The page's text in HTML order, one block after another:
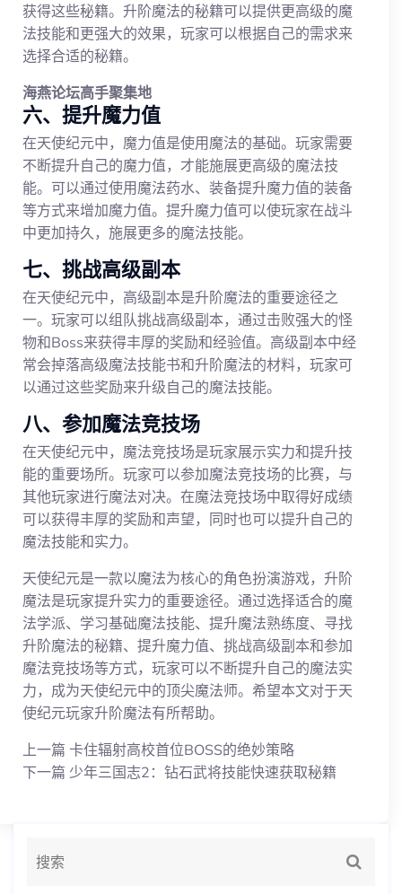
获得这些秘籍。升阶魔法的秘籍可以提供更高级的魔
法技能和更强大的效果，玩家可以根据自己的需求来
选择合适的秘籍。
海燕论坛高手聚集地
六、提升魔力值
在天使纪元中，魔力值是使用魔法的基础。玩家需要
不断提升自己的魔力值，才能施展更高级的魔法技
能。可以通过使用魔法药水、装备提升魔力值的装备
等方式来增加魔力值。提升魔力值可以使玩家在战斗
中更加持久，施展更多的魔法技能。
七、挑战高级副本
在天使纪元中，高级副本是升阶魔法的重要途径之
一。玩家可以组队挑战高级副本，通过击败强大的怪
物和Boss来获得丰厚的奖励和经验值。高级副本中经
常会掉落高级魔法技能书和升阶魔法的材料，玩家可
以通过这些奖励来升级自己的魔法技能。
八、参加魔法竞技场
在天使纪元中，魔法竞技场是玩家展示实力和提升技
能的重要场所。玩家可以参加魔法竞技场的比赛，与
其他玩家进行魔法对决。在魔法竞技场中取得好成绩
可以获得丰厚的奖励和声望，同时也可以提升自己的
魔法技能和实力。
天使纪元是一款以魔法为核心的角色扮演游戏，升阶
魔法是玩家提升实力的重要途径。通过选择适合的魔
法学派、学习基础魔法技能、提升魔法熟练度、寻找
升阶魔法的秘籍、提升魔力值、挑战高级副本和参加
魔法竞技场等方式，玩家可以不断提升自己的魔法实
力，成为天使纪元中的顶尖魔法师。希望本文对于天
使纪元玩家升阶魔法有所帮助。
上一篇 卡住辐射高校首位BOSS的绝妙策略
下一篇 少年三国志2：钻石武将技能快速获取秘籍